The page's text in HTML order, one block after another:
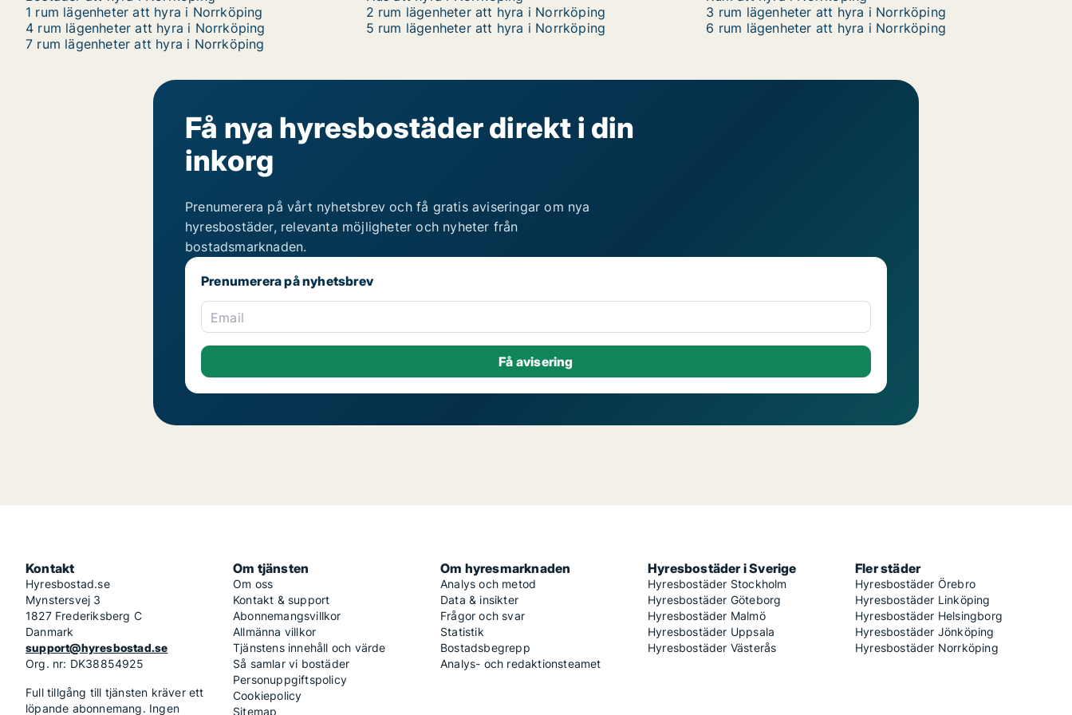
1 rum lägenheter att hyra i Norrköping
2 rum lägenheter att hyra i Norrköping
3 rum lägenheter att hyra i Norrköping
4 rum lägenheter att hyra i Norrköping
5 rum lägenheter att hyra i Norrköping
6 rum lägenheter att hyra i Norrköping
7 rum lägenheter att hyra i Norrköping
Få nya hyresbostäder direkt i din
inkorg
Prenumerera på vårt nyhetsbrev och få gratis aviseringar om nya
hyresbostäder, relevanta möjligheter och nyheter från
bostadsmarknaden.
Prenumerera på nyhetsbrev
Email
Kontakt
Hyresbostad.se
Mynstersvej 3
1827 Frederiksberg C
Danmark
support@hyresbostad.se
Org. nr: DK38854925
Full tillgång till tjänsten kräver ett
löpande abonnemang. Ingen
Om tjänsten
Om oss
Kontakt & support
Abonnemangsvillkor
Allmänna villkor
Tjänstens innehåll och värde
Så samlar vi bostäder
Personuppgiftspolicy
Cookiepolicy
Sitemap
Om hyresmarknaden
Analys och metod
Data & insikter
Frågor och svar
Statistik
Bostadsbegrepp
Analys- och redaktionsteamet
Hyresbostäder i Sverige
Hyresbostäder Stockholm
Hyresbostäder Göteborg
Hyresbostäder Malmö
Hyresbostäder Uppsala
Hyresbostäder Västerås
Fler städer
Hyresbostäder Örebro
Hyresbostäder Linköping
Hyresbostäder Helsingborg
Hyresbostäder Jönköping
Hyresbostäder Norrköping